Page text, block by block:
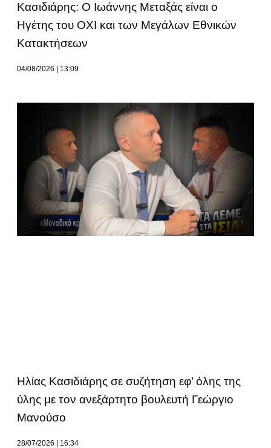
Κασιδιάρης: Ο Ιωάννης Μεταξάς είναι ο
Ηγέτης του ΟΧΙ και των Μεγάλων Εθνικών
Κατακτήσεων
04/08/2026 13:09
Ηλίας Κασιδιάρης σε συζήτηση εφ’ όλης της
ύλης με τον ανεξάρτητο βουλευτή Γεώργιο
Μανούσο
28/07/2026 16:34